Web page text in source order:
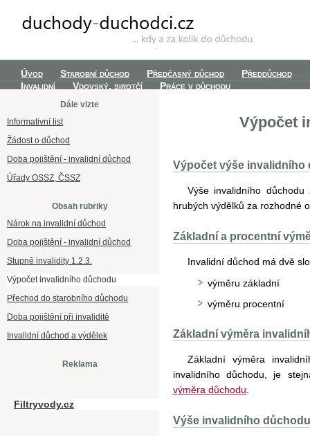
Úvod Starobní důchod Předčasný důchod
Předdůchod
Invalidní
Vdovský, sirotčí Práce v důchodu
Dále vizte
Informativní list
Žádost o důchod
Doba pojištění - invalidní důchod
Úřady OSSZ, ČSSZ
Obsah rubriky
Nárok na invalidní důchod
Doba pojištění - invalidní důchod
Stupně invalidity 1.2.3.
Výpočet invalidního důchodu
Přechod do starobního důchodu
Doba pojištění při invaliditě
Invalidní důchod a výdělek
Reklama
Filtryvody.cz
Výpočet
Výpočet výše invalidního
Výše invalidního
hrubých výdělků za rozhodné
Základní a procentní
Invalidní důchod má dvě
výměru základní
výměru procentní
Základní výměra
Základní výměra
invalidního důchodu, je
výměra důchodu
Výše invalidního